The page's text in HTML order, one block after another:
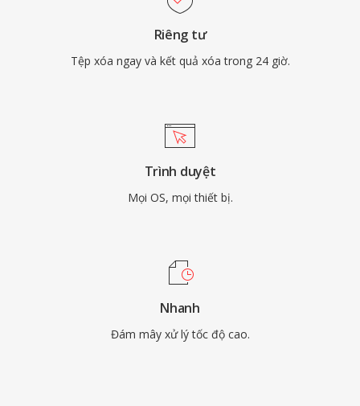
Riêng tư
Tệp xóa ngay và kết quả xóa trong 24 giờ.
Trình duyệt
Mọi OS, mọi thiết bị.
Nhanh
Đám mây xử lý tốc độ cao.